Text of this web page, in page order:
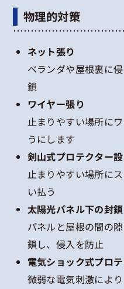
物理的対策
ネット張り
ベランダや屋根裏に
鎖
ワイヤー張り
止まりやすい場所に
うにします
剣山式プロテクター
止まりやすい場所に
い払う
太陽光パネル下の封鎖
パネルと屋根の間の
鎖し、侵入を防止
電気ショック式プロ
微弱な電気刺激によ